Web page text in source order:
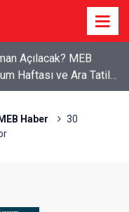
Açılacak? MEB
Haftası ve Ara Tatil
MEB Haber
30